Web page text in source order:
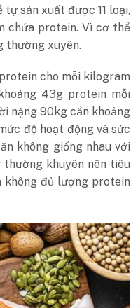
sản xuất được 11 loại,
chứa protein. Vì cơ thể
thường xuyên.
cho mỗi kilogram
43g protein mỗi
nặng 90kg cần khoảng
độ hoạt động và sức
không giống nhau với
khuyên nên tiêu
không đủ lượng protein